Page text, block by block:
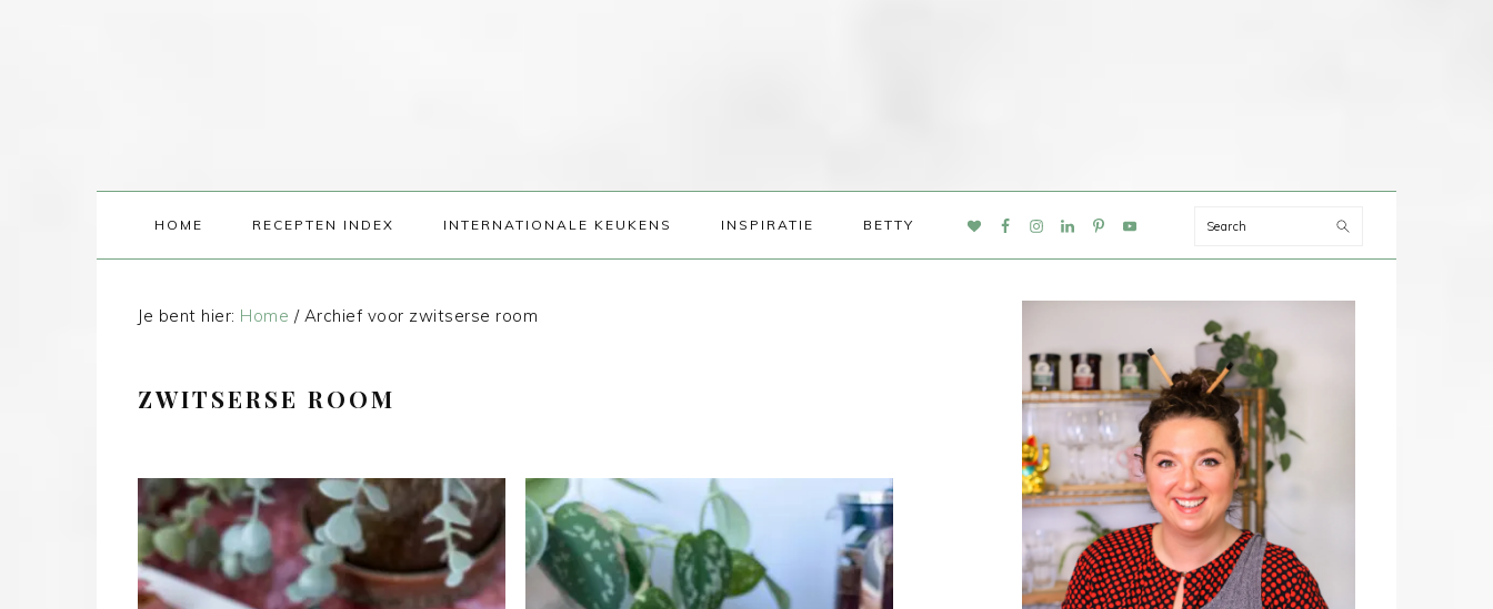
HOME RECEPTEN INDEX INTERNATIONALE KEUKENS INSPIRATIE BETTY
NAV
Search
Je bent hier: Home /Archief voor zwitserse room
ZWITSERSE ROOM